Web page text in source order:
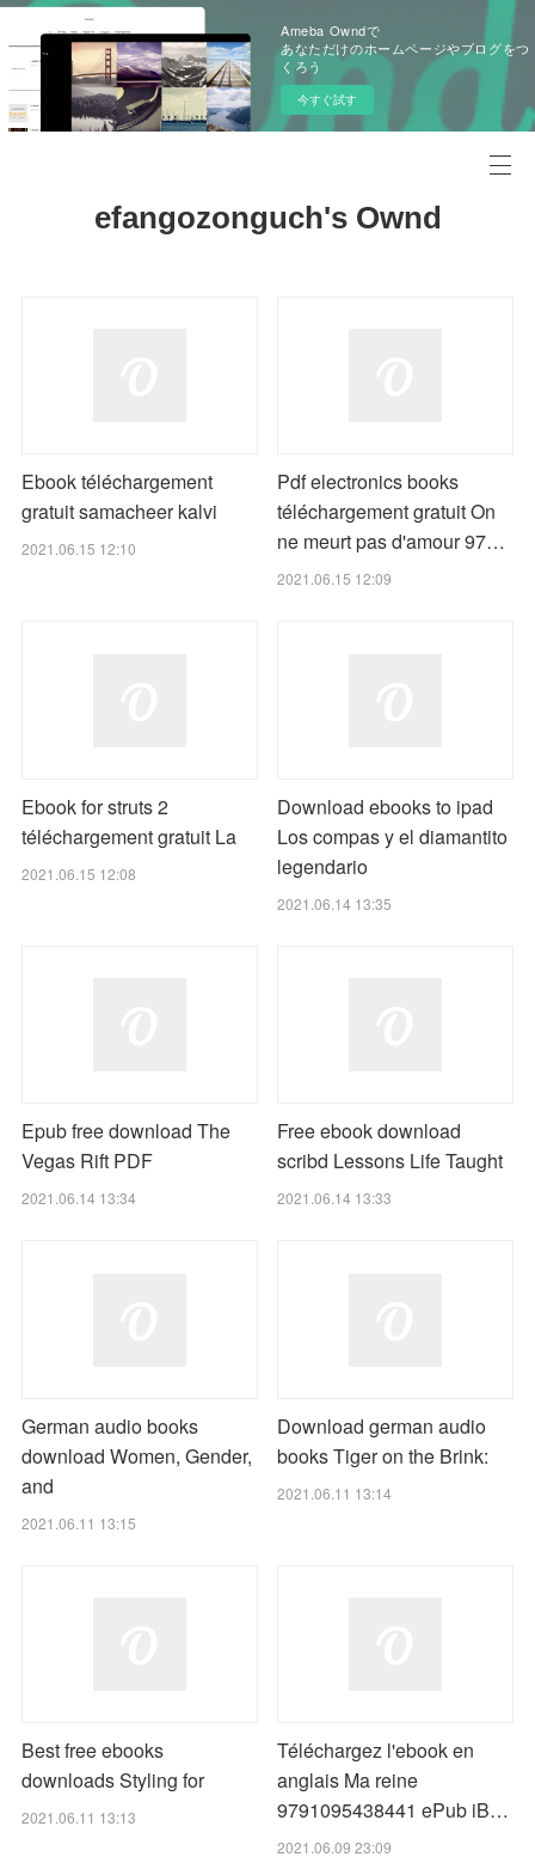
Ameba Owndで
あなただけのホームページやブログをつ
くろう
今すぐ試す
efangozonguch's Ownd
Ebook téléchargement
gratuit samacheer kalvi
2021.06.15 12:10
Pdf electronics books
téléchargement gratuit On
ne meurt pas d'amour 97…
2021.06.15 12:09
Ebook for struts 2
téléchargement gratuit La
2021.06.15 12:08
Download ebooks to ipad
Los compas y el diamantito
legendario
2021.06.14 13:35
Epub free download The
Vegas Rift PDF
2021.06.14 13:34
Free ebook download
scribd Lessons Life Taught
2021.06.14 13:33
German audio books
download Women, Gender,
and
2021.06.11 13:15
Download german audio
books Tiger on the Brink:
2021.06.11 13:14
Best free ebooks
downloads Styling for
2021.06.11 13:13
Téléchargez l'ebook en
anglais Ma reine
9791095438441 ePub iB…
2021.06.09 23:09